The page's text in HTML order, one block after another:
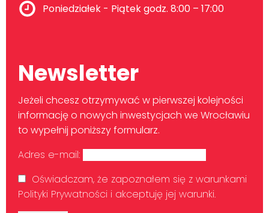
Poniedziałek - Piątek godz. 8:00 – 17:00
Newsletter
Jeżeli chcesz otrzymywać w pierwszej kolejności
informację o nowych inwestycjach we Wrocławiu
to wypełnij poniższy formularz.
Adres e-mail:
Oświadczam, że zapoznałem się z warunkami
Polityki Prywatności i akceptuję jej warunki.